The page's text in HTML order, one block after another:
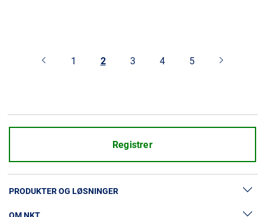
1 2 3 4 5
Registrer
PRODUKTER OG LØSNINGER